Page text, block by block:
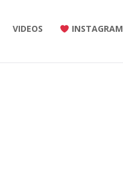
VIDEOS INSTAGRAM